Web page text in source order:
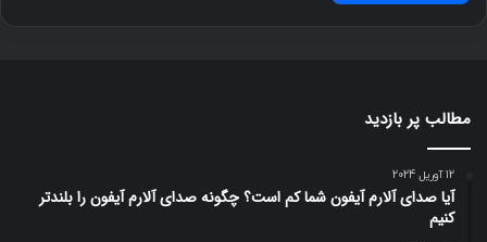
مطالب پر بازدید
12 آوریل 2024
آیا صدای آلارم آیفون شما کم است؟ چگونه صدای آلارم آیفون را بلندتر
کنیم